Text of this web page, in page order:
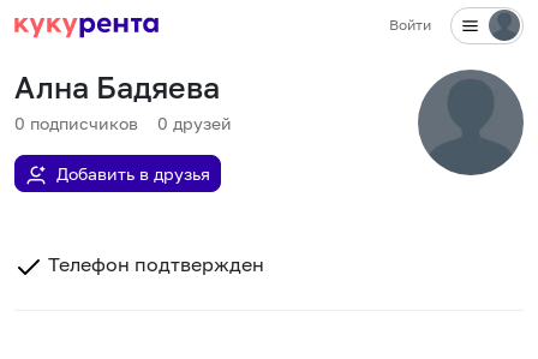
Войти
Ална Бадяева
0 подписчиков 0 друзей
Добавить в друзья
Телефон подтвержден